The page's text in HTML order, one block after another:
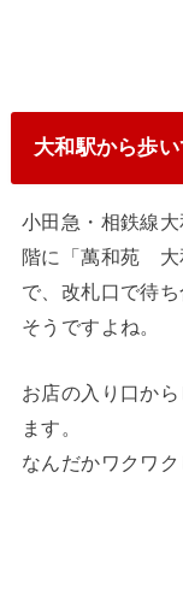
大和駅から歩
小田急・相鉄線
階に「萬和苑 大
で、改札口で待
そうですよね。
お店の入り口か
ます。
なんだかワクワク